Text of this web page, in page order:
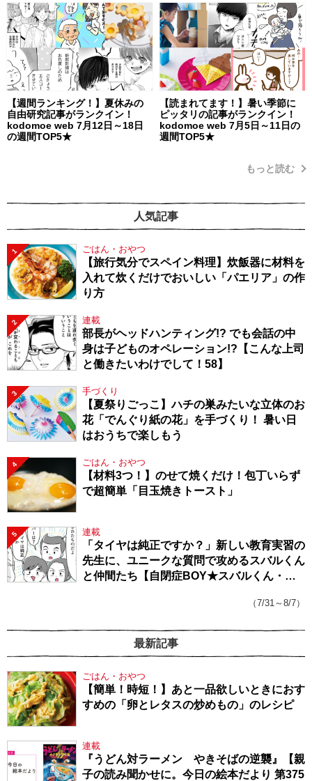
【週間ランキング！】夏休みの
自由研究記事がランクイン！
kodomoe web 7月12日～18日
の週間TOP5★
【読まれてます！】暑い季節に
ピッタリの記事がランクイン！
kodomoe web 7月5日～11日の
週間TOP5★
もっと読む
人気記事
1 ごはん・おやつ
【旅行気分でスペイン料理】炊飯器に材料を
入れて炊くだけでおいしい「パエリア」の作
り方
2 連載
部長がヘッドハンティング!? でも会話の中
身は子どものオペレーション!?【こんな上司
と働きたいわけでして！58】
3 手づくり
【夏祭りごっこ】ハチの巣みたいな立体のお
花「でんぐり紙の花」を手づくり！ 暑い日
はおうちで楽しもう
4 ごはん・おやつ
【材料3つ！】のせて焼くだけ！包丁いらず
で超簡単「目玉焼きトースト」
5 連載
「タイヤは純正ですか？」新しい教育実習の
先生に、ユニークな質問で攻めるスバルくん
と仲間たち【自閉症BOY★スバルくん・
（7/31～8/7）
最新記事
ごはん・おやつ
【簡単！時短！】あと一品欲しいときにおす
すめの「卵とレタスの炒めもの」のレシピ
連載
『うどん対ラーメン やきそばの逆襲』【親
子の読み聞かせに。今日の絵本だより 第375